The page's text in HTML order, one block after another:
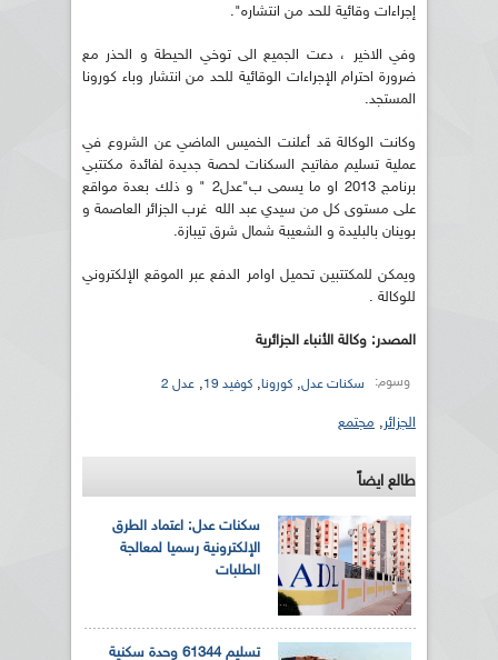
إجراءات وقائية للحد من انتشاره".
وفي الاخير ، دعت الجميع الى توخي الحيطة و الحذر مع
ضرورة احترام الإجراءات الوقائية للحد من انتشار وباء كورونا
المستجد.
وكانت الوكالة قد أعلنت الخميس الماضي عن الشروع في
عملية تسليم مفاتيح السكنات لحصة جديدة لفائدة مكتتبي
برنامج 2013 او ما يسمى ب"عدل2 " و ذلك بعدة مواقع
على مستوى كل من سيدي عبد الله غرب الجزائر العاصمة و
بوينان بالبليدة و الشعيبة شمال شرق تيبازة.
ويمكن للمكتتبين تحميل اوامر الدفع عبر الموقع الإلكتروني
للوكالة .
المصدر: وكالة الأنباء الجزائرية
وسوم: سكنات عدل, كورونا, كوفيد 19 , عدل 2
الجزائر, مجتمع
طالع ايضاً
سكنات عدل: اعتماد الطرق
الإلكترونية رسميا لمعالجة
الطلبات
تسليم 61344 وحدة سكنية